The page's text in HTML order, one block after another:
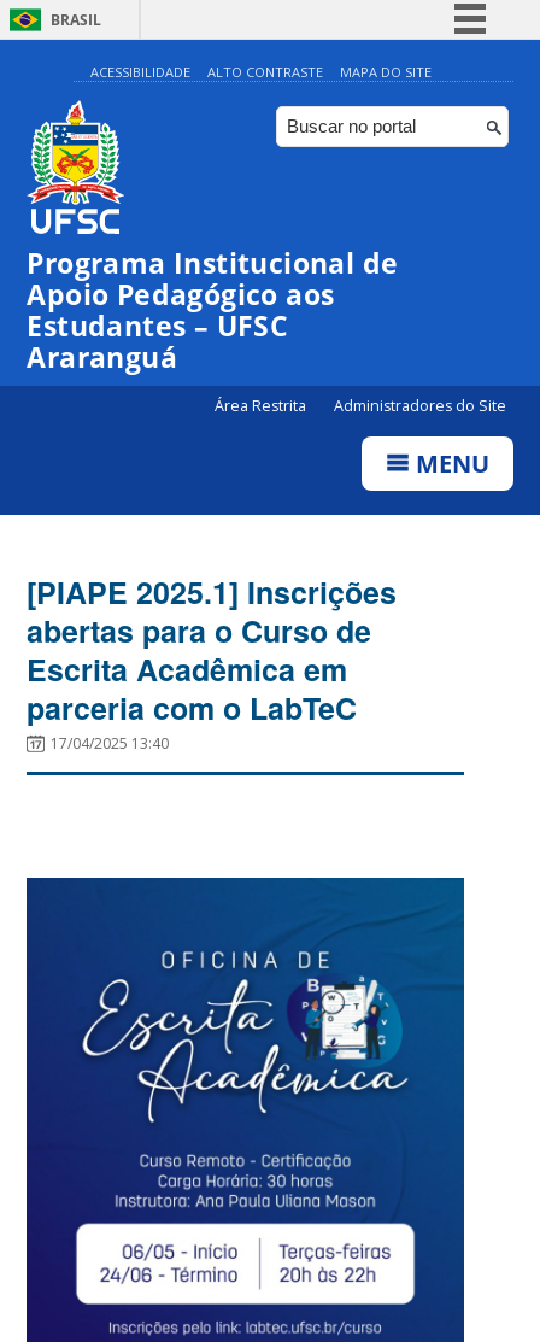
BRASIL
Simplifique!
Comunica BR
Participe
Canais
ACESSIBILIDADE ALTO CONTRASTE MAPA DO SITE
Programa Institucional de
Apoio Pedagógico aos
Estudantes – UFSC
Araranguá
Área Restrita Administradores do Site
MENU
[PIAPE 2025.1] Inscrições
abertas para o Curso de
Escrita Acadêmica em
parceria com o LabTeC
17/04/2025 13:40